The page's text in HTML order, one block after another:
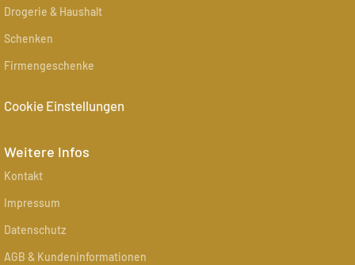
Drogerie & Haushalt
Schenken
Firmengeschenke
Cookie Einstellungen
Weitere Infos
Kontakt
Impressum
Datenschutz
AGB & Kundeninformationen